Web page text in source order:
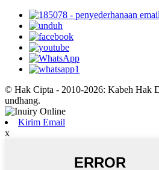
© Hak Cipta - 2010-2026: Kabeh Hak
undhang.
Kirim Email
x